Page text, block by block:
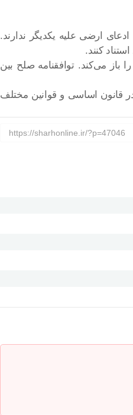
ارضی علیه یکدیگر ندارند.
کنند.
باز می‌کند. توافقنامه صلح بین
قانون اساسی و قوانین مختلف
https://sharhonline.ir/?p=47046